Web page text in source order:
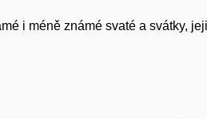
i méně známé svaté a svátky,